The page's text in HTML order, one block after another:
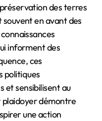
des terres
souvent en avant des
informent des
ces
politiques
et sensibilisent au
démontre
une action